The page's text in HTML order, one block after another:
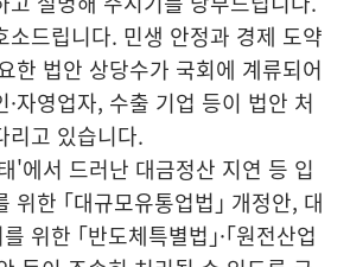
소드립니다. 민생 안정과 경제 도약
한 법안 상당수가 국회에 계류되어
자영업자, 수출 기업 등이 법안 처
리고 있습니다.
'에서 드러난 대금정산 지연 등 입
위한 ｢대규모유통업법｣ 개정안, 대
위한 ｢반도체특별법｣·｢원전산업